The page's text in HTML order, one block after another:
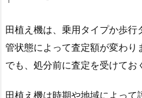
田植え機は、乗用タイプか歩
管状態によって査定額が変わり
でも、処分前に査定を受けてお
田植え機は時期や地域によって